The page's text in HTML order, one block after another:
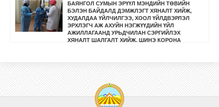
БАЯНГОЛ СУМЫН ЭРҮҮЛ МЭНДИЙН ТѲВИЙН
БЭЛЭН БАЙДАЛД ДЭМЖЛЭГТ ХЯНАЛТ ХИЙЖ,
ХУДАЛДАА ҮЙЛЧИЛГЭЭ, ХООЛ ҮЙЛДВЭРЛЭЛ
ЭРХЛЭГЧ АЖ АХУЙН НЭГЖҮҮДИЙН ҮЙЛ
АЖИЛЛАГААНД УРЬДЧИЛАН СЭРГИЙЛЭХ
ХЯНАЛТ ШАЛГАЛТ ХИЙЖ, ШИНЭ КОРОНА
ТУСГАЙ ГОРИМООР АЖИЛЛАХ ТӨЛӨВЛӨГӨӨНИЙ
ДАГУУ САНТ СУМЫН НУТАГ ДЭВСГЭРТ ҮЙЛ
АЖИЛЛАГАА ЯВУУЛЖ БУЙ ХҮНСНИЙ ДЭЛГҮҮР,
ХУДАЛДАА ҮЙЛЧИЛГЭЭ ЭРХЛЭГЧ ИРГЭН, АЖ